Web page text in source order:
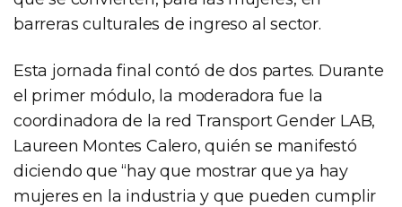
barreras culturales de ingreso al sector.
Esta jornada final contó de dos partes. Durante
el primer módulo, la moderadora fue la
coordinadora de la red Transport Gender LAB,
Laureen Montes Calero, quién se manifestó
diciendo que “hay que mostrar que ya hay
mujeres en la industria y que pueden cumplir